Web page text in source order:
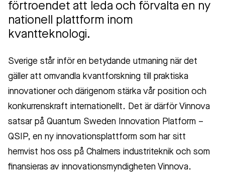
förtroendet att leda och förvalta en ny
nationell plattform inom
kvantteknologi.
Sverige står inför en betydande utmaning när det
gäller att omvandla kvantforskning till praktiska
innovationer och därigenom stärka vår position och
konkurrenskraft internationellt. Det är därför Vinnova
satsar på Quantum Sweden Innovation Platform –
QSIP, en ny innovationsplattform som har sitt
hemvist hos oss på Chalmers industriteknik och som
finansieras av innovationsmyndigheten Vinnova.